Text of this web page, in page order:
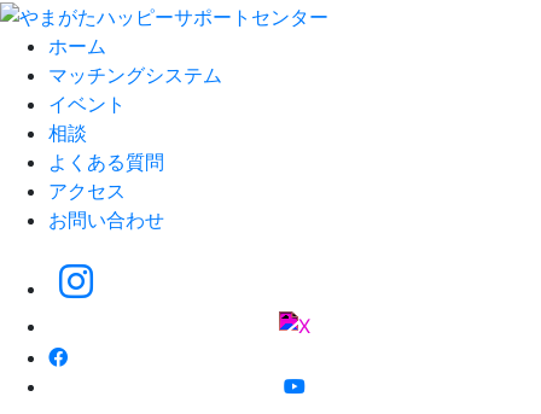
ホーム
マッチングシステム
イベント
相談
よくある質問
アクセス
お問い合わせ